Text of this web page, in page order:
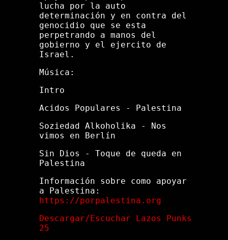
lucha por la auto
determinación y en contra del
genocidio que se esta
perpetrando a manos del
gobierno y el ejercito de
Israel.
Música:
Intro
Acidos Populares - Palestina
Soziedad Alkoholika - Nos
vimos en Berlín
Sin Dios - Toque de queda en
Palestina
Información sobre como apoyar
a Palestina:
https://porpalestina.org
Descargar/Escuchar Lazos Punks
25